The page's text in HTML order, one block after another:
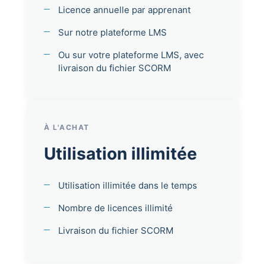
Licence annuelle par apprenant
Sur notre plateforme LMS
Ou sur votre plateforme LMS, avec
livraison du fichier SCORM
À L'ACHAT
Utilisation illimitée
Utilisation illimitée dans le temps
Nombre de licences illimité
Livraison du fichier SCORM